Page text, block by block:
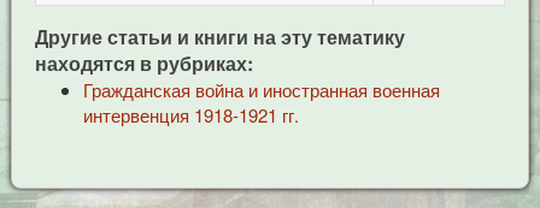
Другие статьи и книги на эту тематику
находятся в рубриках:
Гражданская война и иностранная военная
интервенция 1918-1921 гг.